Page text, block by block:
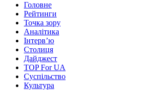
Головне
Рейтинги
Точка зору
Аналітика
Інтерв’ю
Столиця
Дайджест
TOP For UA
Суспiльство
Культура